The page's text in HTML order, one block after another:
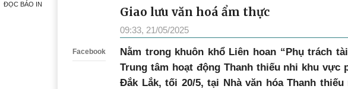
ĐỌC BÁO IN
Facebook
Giao lưu văn hoá ẩm thực
09:33, 21/05/2025
Nằm trong khuôn khổ Liên hoan “Phụ trách
Trung tâm hoạt động Thanh thiếu nhi khu vực
Đắk Lắk, tối 20/5, tại Nhà văn hóa Thanh